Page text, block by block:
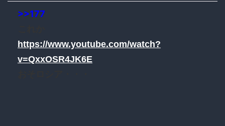
>>177
https://www.youtube.com/watch?
v=QxxOSR4JK6E